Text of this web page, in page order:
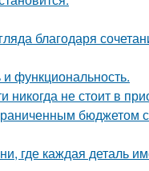
благодаря
функциональность.
никогда не стоит в
бюджетом
где каждая деталь